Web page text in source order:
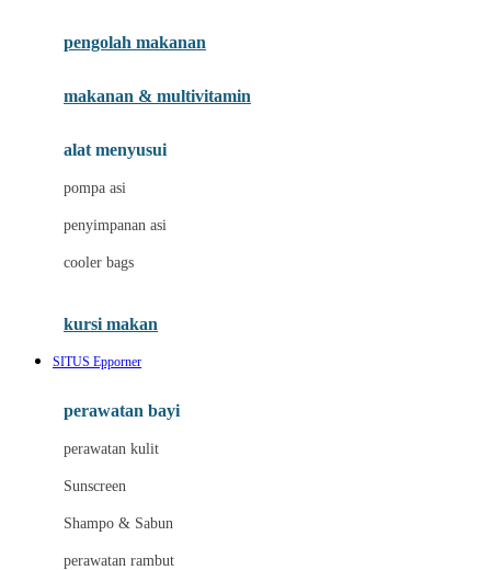
Joolz
Leclerc
Lee Vierra
Lillebaby
Little Bird Told Me
Little Miss Janis
London Taxi
Love To Dream
pengolah makanan
makanan & multivitamin
alat menyusui
pompa asi
penyimpanan asi
cooler bags
kursi makan
SITUS Epporner
perawatan bayi
perawatan kulit
Sunscreen
Shampo & Sabun
perawatan rambut